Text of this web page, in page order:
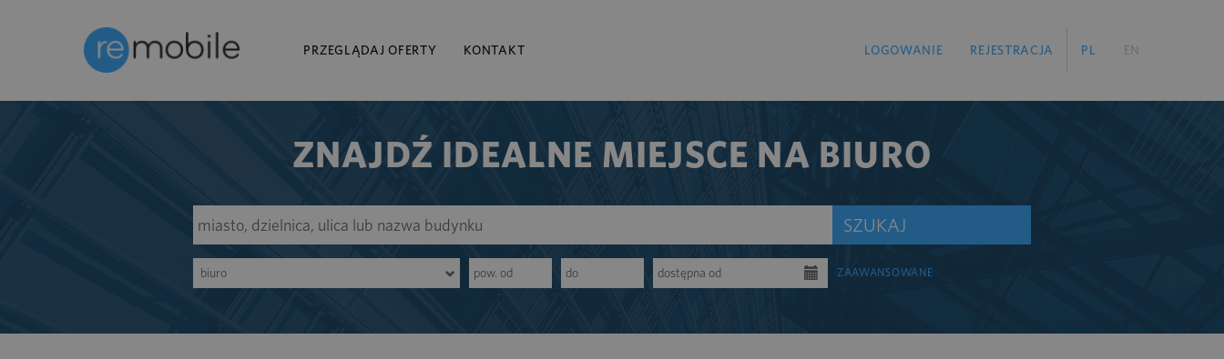
PRZEGLĄDAJ OFERTY KONTAKT PL EN
LOGOWANIE REJESTRACJA
ZNAJDŹ IDEALNE MIEJSCE NA BIURO
biuro
SZUKAJ
ZAAWANSOWANE